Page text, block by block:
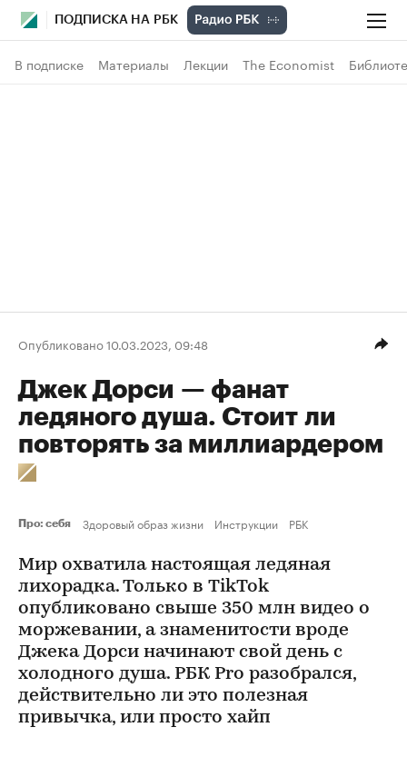
ПОДПИСКА НА РБК
В подписке Материалы Лекции The Economist
Опубликовано 10.03.2023, 09:48
Джек Дорси — фанат
ледяного душа. Стоит ли
повторять за миллиардером
Про: себя Здоровый образ жизни Инструкции РБК
Мир охватила настоящая ледяная
лихорадка. Только в TikTok
опубликовано свыше 350 млн видео о
моржевании, а знаменитости вроде
Джека Дорси начинают свой день с
холодного душа. РБК Pro разобрался,
действительно ли это полезная
привычка, или просто хайп